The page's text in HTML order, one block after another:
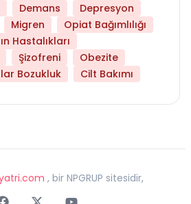
Demans
Depresyon
Migren
Opiat Bağımlılığı
Hastalıkları
Şizofreni
Obezite
Bozukluk Cilt Bakımı
, bir NPGRUP sitesidir,